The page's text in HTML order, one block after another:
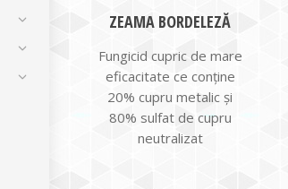
ZEAMA BORDELEZĂ
Fungicid cupric de mare
eficacitate ce conține
20% cupru metalic și
80% sulfat de cupru
neutralizat